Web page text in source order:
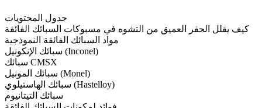
جدول المحتويات
كيف يقلل الحفر العميق من التشوه في مسبوكات السبائك الفائقة
مواد السبائك الفائقة النموذجية
سبائك الإنكونيل (Inconel)
سبائك CMSX
سبائك المونيل (Monel)
سبائك الهاستيلوي (Hastelloy)
سبائك التيتانيوم